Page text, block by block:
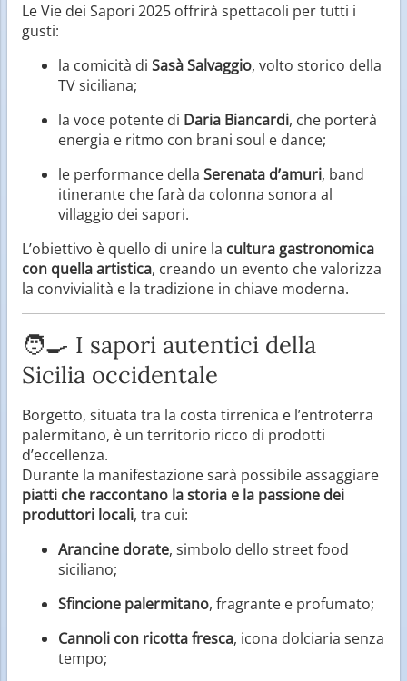
Le Vie dei Sapori 2025 offrirà spettacoli per tutti i
gusti:
la comicità di Sasà Salvaggio, volto storico della
TV siciliana;
la voce potente di Daria Biancardi, che porterà
energia e ritmo con brani soul e dance;
le performance della Serenata d’amuri, band
itinerante che farà da colonna sonora al
villaggio dei sapori.
L’obiettivo è quello di unire la cultura gastronomica
con quella artistica, creando un evento che valorizza
la convivialità e la tradizione in chiave moderna.
🧑‍🍳 I sapori autentici della
Sicilia occidentale
Borgetto, situata tra la costa tirrenica e l’entroterra
palermitano, è un territorio ricco di prodotti
d’eccellenza.
Durante la manifestazione sarà possibile assaggiare
piatti che raccontano la storia e la passione dei
produttori locali, tra cui:
Arancine dorate, simbolo dello street food
siciliano;
Sfincione palermitano, fragrante e profumato;
Cannoli con ricotta fresca, icona dolciaria senza
tempo;